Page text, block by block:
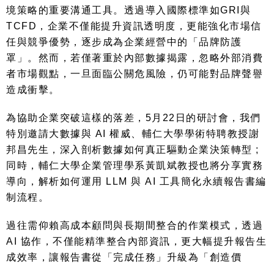
境策略的重要溝通工具。透過導入國際標準如GRI 與
TCFD ，企業不僅能提升資訊透明度，更能強化市場信
任與競爭優勢，逐步成為企業經營中的「品牌防護
罩」。然而，若僅著重於內部數據揭露，忽略外部消費
者市場觀點，一旦面臨公關危風險，仍可能對品牌聲譽
造成衝擊。
為協助企業突破這樣的落差， 5 月 22 日的研討會，我們
特別邀請大數據與 AI 權威、輔仁大學學術特聘教授謝
邦昌先生，深入剖析數據如何真正驅動企業決策轉型 ;
同時，輔仁大學企業管理學系黃凱斌教授也將分享實務
導向，解析如何運用
LLM 與 AI 工具簡化永續報告書編
制流程。
過往需仰賴高成本顧問與長期間整合的作業模式，透過
AI 協作，不僅能精準整合內部資訊，更大幅提升報告生
成效率，讓報告書從「完成任務」升級為「創造價